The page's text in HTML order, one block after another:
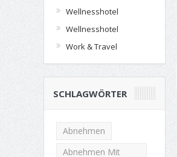
Wellnesshotel
Wellnesshotel
Work & Travel
SCHLAGWÖRTER
Abnehmen
Abnehmen Mit